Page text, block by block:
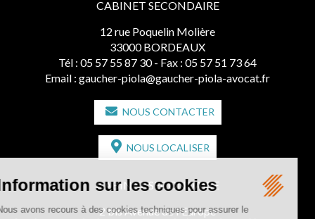
CABINET SECONDAIRE
12 rue Poquelin Molière
33000 BORDEAUX
Tél : 05 57 55 87 30 - Fax : 05 57 51 73 64
Email : gaucher-piola@gaucher-piola-avocat.fr
NOUS CONTACTER
NOUS LOCALISER
CABINET SECONDAIRE
2 bis Avenue de l'Europe